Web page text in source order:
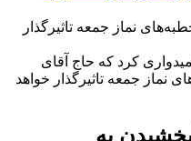
نماز جمعه‌ تاثیرگذار
کرد که حاج‌ آقای‌
نماز جمعه‌ تاثیرگذار خواهد
به‌